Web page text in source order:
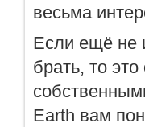
весьма
Если ещё не
брать, то
Earth вам